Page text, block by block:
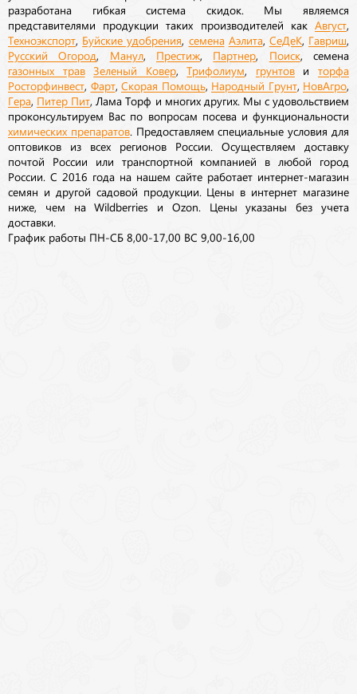
разработана гибкая система скидок. Мы являемся
представителями продукции таких производителей как Август
Техноэкспорт Буйские удобрения семена Аэлита, СеДеК, Гавриш
Русский Огород Манул, Престиж Партнер Поиск, семена
газонных трав Зеленый Ковер,Трифолиум грунтовиторфа
Росторфинвест Фарт, Скорая Помощь Народный Грунт, НовАгро
Гера Питер Пит , Лама Торф и многих других. Мы с удовольствием
проконсультируем Вас по вопросам посева и функциональности
химических препаратов. Предоставляем специальные условия для
оптовиков из всех регионов России. Осуществляем доставку
почтой России или транспортной компанией в любой город
России. С 2016 года на нашем сайте работает интернет-магазин
семян и другой садовой продукции. Цены в интернет магазине
ниже, чем на Wildberries и Ozon. Цены указаны без учета
доставки.
График работы ПН-СБ 8,00-17,00 ВС 9,00-16,00